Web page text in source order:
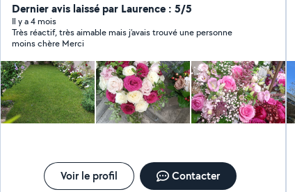
Dernier avis laissé par Laurence : 5/5
Il y a 4 mois
Très réactif, très aimable mais j’avais trouvé une personne
moins chère Merci
Voir le profil Contacter